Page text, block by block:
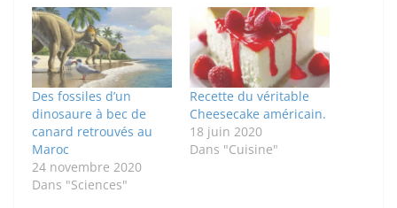
Des fossiles d’un
dinosaure à bec de
canard retrouvés au
Maroc
24 novembre 2020
Dans "Sciences"
Recette du véritable
Cheesecake américain.
18 juin 2020
Dans "Cuisine"